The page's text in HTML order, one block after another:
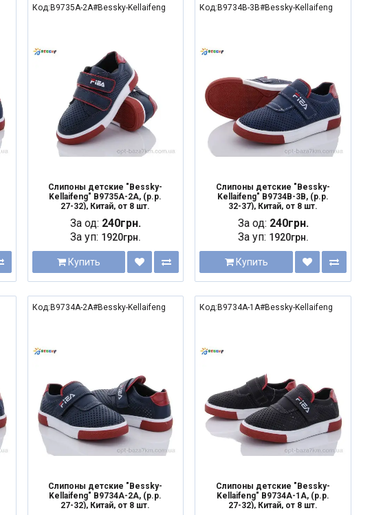
Код:B9735A-2A#Bessky-Kellaifeng
Слипоны детские "Bessky-
Kellaifeng" B9735A-2A, (р.р.
27-32), Китай, от 8 шт.
За од: 240грн.
За уп: 1920грн.
Купить
Код:B9734B-3B#Bessky-Kellaifeng
Слипоны детские "Bessky-
Kellaifeng" B9734B-3B, (р.р.
32-37), Китай, от 8 шт.
За од: 240грн.
За уп: 1920грн.
Купить
Код:B9734A-2A#Bessky-Kellaifeng
Слипоны детские "Bessky-
Kellaifeng" B9734A-2A, (р.р.
27-32), Китай, от 8 шт.
Код:B9734A-1A#Bessky-Kellaifeng
Слипоны детские "Bessky-
Kellaifeng" B9734A-1A, (р.р.
27-32), Китай, от 8 шт.